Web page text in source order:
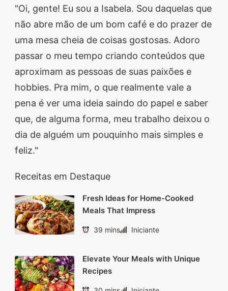
"Oi, gente! Eu sou a Isabela. Sou daquelas que
não abre mão de um bom café e do prazer de
uma mesa cheia de coisas gostosas. Adoro
passar o meu tempo criando conteúdos que
aproximam as pessoas de suas paixões e
hobbies. Pra mim, o que realmente vale a
pena é ver uma ideia saindo do papel e saber
que, de alguma forma, meu trabalho deixou o
dia de alguém um pouquinho mais simples e
feliz."
Receitas em Destaque
Fresh Ideas for Home-Cooked
Meals That Impress
39 mins Iniciante
Elevate Your Meals with Unique
Recipes